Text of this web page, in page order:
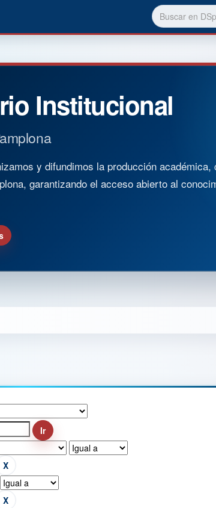
Institucional
y difundimos la producción
garantizando el acceso abierto al